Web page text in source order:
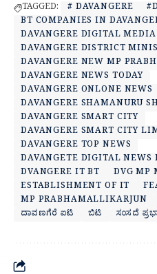
TAGGED: # DAVANGERE
BT COMPANIES IN
DAVANGERE DIGITAL MEDIA
DAVANGERE DISTRICT
DAVANGERE NEW MP
DAVANGERE NEWS TODAY
DAVANGERE ONLONE NEWS
DAVANGERE SHAMANURU
DAVANGERE SMART CITY
DAVANGERE SMART CITY
DAVANGERE TOP NEWS
DAVANGETE DIGITAL NEWS
DVANGERE IT BT
DVG MP
ESTABLISHMENT OF IT
MP PRABHAMALLIKARJUN
ದಾವಣಗೆರೆ ಐಟಿ
ಬಿಟಿ ಸಂಸದೆ